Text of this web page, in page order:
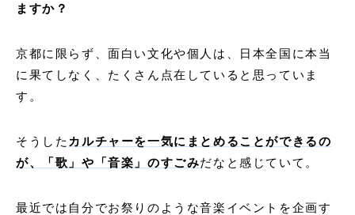
ますか？
京都に限らず、面白い文化や個人は、日本全国に本当
に果てしなく、たくさん点在していると思っていま
す。
そうした カルチャーを一気にまとめることができるの
が、「歌」や「音楽」のすごみだなと感じていて。
最近では自分でお祭りのような音楽イベントを企画す